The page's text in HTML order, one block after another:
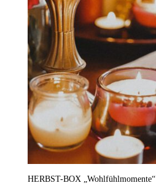
HERBST-BOX „Wohlfühlmomente“